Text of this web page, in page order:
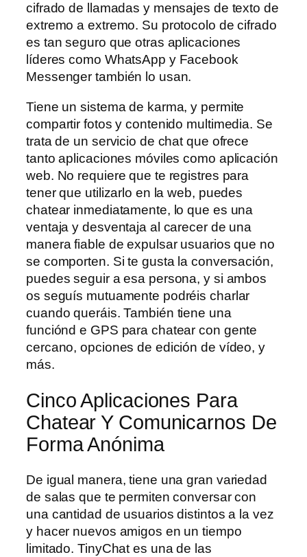
cifrado de llamadas y mensajes de texto de
extremo a extremo. Su protocolo de cifrado
es tan seguro que otras aplicaciones
líderes como WhatsApp y Facebook
Messenger también lo usan.
Tiene un sistema de karma, y permite
compartir fotos y contenido multimedia. Se
trata de un servicio de chat que ofrece
tanto aplicaciones móviles como aplicación
web. No requiere que te registres para
tener que utilizarlo en la web, puedes
chatear inmediatamente, lo que es una
ventaja y desventaja al carecer de una
manera fiable de expulsar usuarios que no
se comporten. Si te gusta la conversación,
puedes seguir a esa persona, y si ambos
os seguís mutuamente podréis charlar
cuando queráis. También tiene una
funciónd e GPS para chatear con gente
cercano, opciones de edición de vídeo, y
más.
Cinco Aplicaciones Para
Chatear Y Comunicarnos De
Forma Anónima
De igual manera, tiene una gran variedad
de salas que te permiten conversar con
una cantidad de usuarios distintos a la vez
y hacer nuevos amigos en un tiempo
limitado. TinyChat es una de las